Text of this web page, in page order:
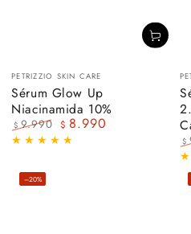
Vendedor:
PETRIZZIO SKIN CARE
Sérum Glow Up
Niacinamida 10%
Precio
$ 9.990
Precio
$ 8.990
$
–20%